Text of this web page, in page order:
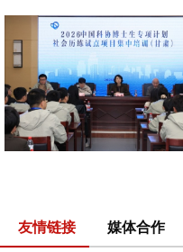
友情链接 媒体合作